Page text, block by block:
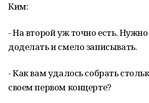
Ким:
- На второй уж точно есть.
доделать и смело записывать.
- Как вам удалось собрать
своем первом концерте?